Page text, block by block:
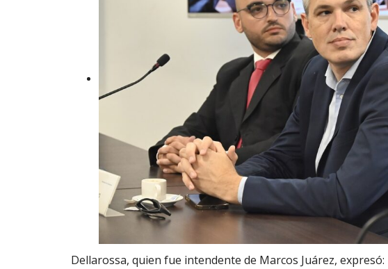
Dellarossa, quien fue intendente de Marcos Juárez, expresó: